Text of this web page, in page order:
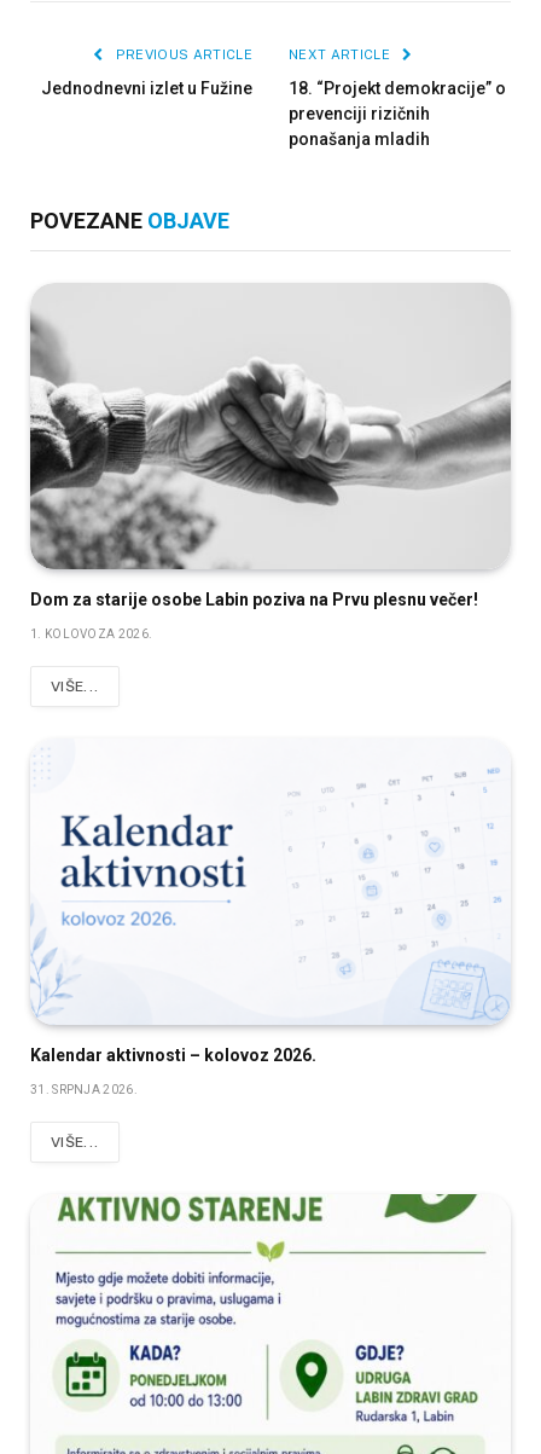
PREVIOUS ARTICLE
Jednodnevni izlet u Fužine
NEXT ARTICLE
18. “Projekt demokracije” o
prevenciji rizičnih
ponašanja mladih
POVEZANE OBJAVE
Dom za starije osobe Labin poziva na Prvu plesnu večer!
1. KOLOVOZA 2026.
VIŠE...
Kalendar aktivnosti – kolovoz 2026.
31. SRPNJA 2026.
VIŠE...